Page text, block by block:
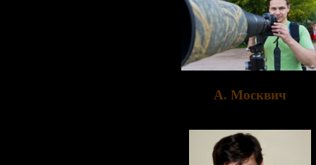
А. Москвич